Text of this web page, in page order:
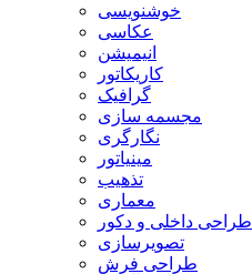
خوشنویسی
عکاسی
انیمیشن
کاریکاتور
گرافیک
مجسمه سازی
نگارگری
مینیاتور
تذهیب
معماری
طراحی داخلی و دکور
تصویرسازی
طراحی فرش